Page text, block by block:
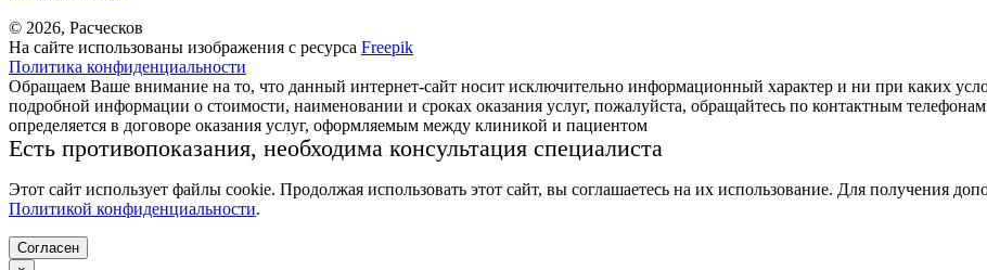
© 2026, Расческов
На сайте использованы изображения с ресурса Freepik
Политика конфиденциальности
Обращаем Ваше внимание на то, что данный интернет-сайт носит исключительно информационный характер и ни при каких
подробной информации о стоимости, наименовании и сроках оказания услуг, пожалуйста, обращайтесь по контактным
определяется в договоре оказания услуг, оформляемым между клиникой и пациентом
Есть противопоказания, необходима консультация специалиста
Этот сайт использует файлы cookie. Продолжая использовать этот сайт, вы соглашаетесь на их использование. Для получения
Политикой конфиденциальности.
Согласен